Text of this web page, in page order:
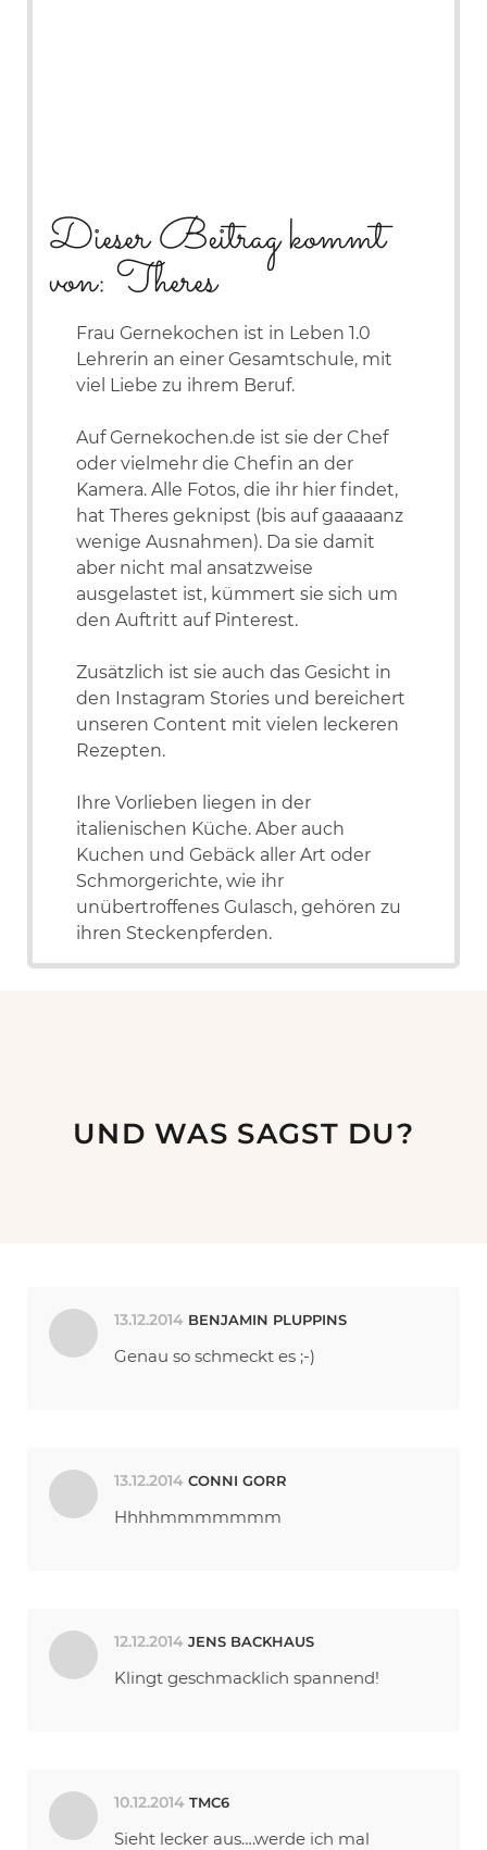
Dieser Beitrag kommt
von: Theres
Frau Gernekochen ist in Leben 1.0
Lehrerin an einer Gesamtschule, mit
viel Liebe zu ihrem Beruf.
Auf Gernekochen.de ist sie der Chef
oder vielmehr die Chefin an der
Kamera. Alle Fotos, die ihr hier findet,
hat Theres geknipst (bis auf gaaaaanz
wenige Ausnahmen). Da sie damit
aber nicht mal ansatzweise
ausgelastet ist, kümmert sie sich um
den Auftritt auf Pinterest.
Zusätzlich ist sie auch das Gesicht in
den Instagram Stories und bereichert
unseren Content mit vielen leckeren
Rezepten.
Ihre Vorlieben liegen in der
italienischen Küche. Aber auch
Kuchen und Gebäck aller Art oder
Schmorgerichte, wie ihr
unübertroffenes Gulasch, gehören zu
ihren Steckenpferden.
UND WAS SAGST DU?
13.12.2014 BENJAMIN PLUPPINS
Genau so schmeckt es ;-)
13.12.2014 CONNI GORR
Hhhhmmmmmmm
12.12.2014 JENS BACKHAUS
Klingt geschmacklich spannend!
10.12.2014 TMC6
Sieht lecker aus….werde ich mal